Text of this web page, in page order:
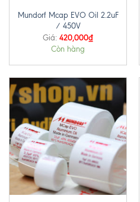
Mundorf Mcap EVO Oil 2.2uF
/ 450V
Giá: 420,000₫
Còn hàng